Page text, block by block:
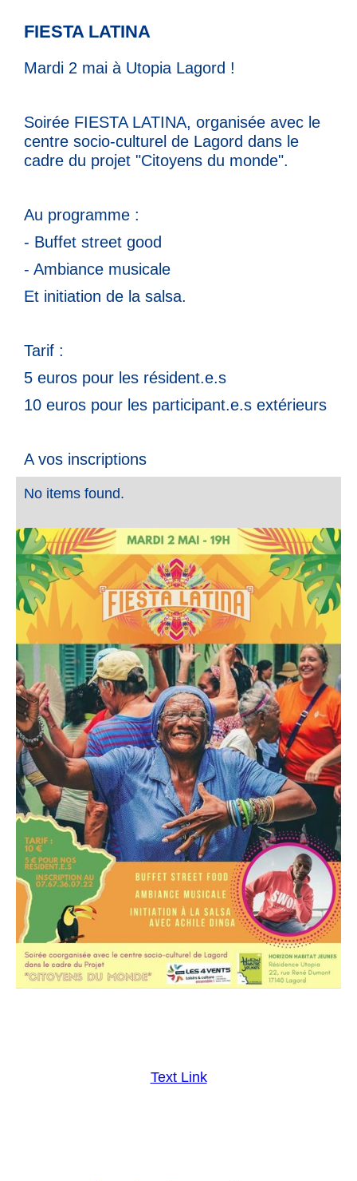
FIESTA LATINA
Mardi 2 mai à Utopia Lagord !
Soirée FIESTA LATINA, organisée avec le
centre socio-culturel de Lagord dans le
cadre du projet "Citoyens du monde".
Au programme :
- Buffet street good
- Ambiance musicale
Et initiation de la salsa.
Tarif :
5 euros pour les résident.e.s
10 euros pour les participant.e.s extérieurs
A vos inscriptions
No items found.
Text Link